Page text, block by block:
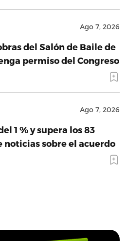
Ago 7, 2026
del Salón de Baile de
permiso del Congreso
Ago 7, 2026
1 % y supera los 83
noticias sobre el acuerdo